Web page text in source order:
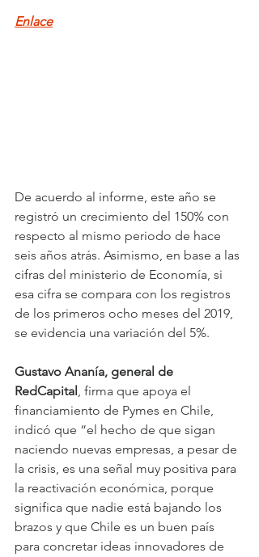
Enlace
De acuerdo al informe, este año se
registró un crecimiento del 150% con
respecto al mismo periodo de hace
seis años atrás. Asimismo, en base a las
cifras del ministerio de Economía, si
esa cifra se compara con los registros
de los primeros ocho meses del 2019,
se evidencia una variación del 5%.
Gustavo Ananía, general de
RedCapital, firma que apoya el
financiamiento de Pymes en Chile,
indicó que “el hecho de que sigan
naciendo nuevas empresas, a pesar de
la crisis, es una señal muy positiva para
la reactivación económica, porque
significa que nadie está bajando los
brazos y que Chile es un buen país
para concretar ideas innovadores de